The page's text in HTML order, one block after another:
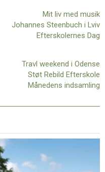
Mit liv med musik
Johannes Steenbuch i Lviv
Efterskolernes Dag
Travl weekend i Odense
Støt Rebild Efterskole
Månedens indsamling